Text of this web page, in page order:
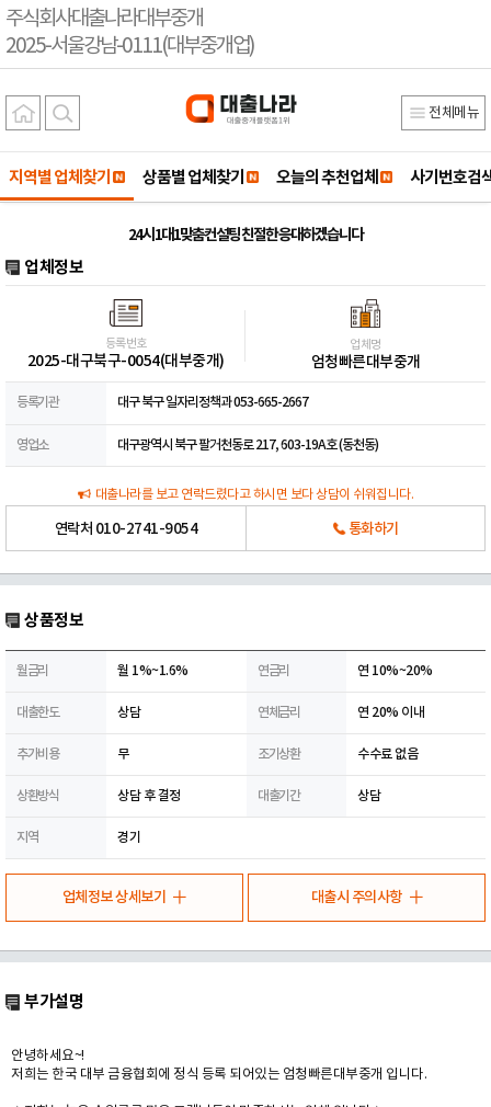
주식회사대출나라대부중개
2025-서울강남-0111(대부중개업)
전체메뉴
지역별 업체찾기 상품별 업체찾기 오늘의 추천업체 사기번호검
24시 1대1맞춤컨설팅 친절한 응대하겠습니다
업체정보
등록번호
2025-대구북구-0054(대부중개)
업체명
엄청빠른대부중개
등록기관 대구 북구 일자리정책과 053-665-2667
영업소 대구광역시 북구 팔거천동로 217, 603-19A호 (동천동)
대출나라를 보고 연락드렸다고 하시면 보다 상담이 쉬워집니다.
연락처 010-2741-9054 통화하기
상품정보
월금리 월 1%~1.6% 연금리 연 10%~20%
대출한도 상담 연체금리 연 20% 이내
추가비용 무 조기상환 수수료 없음
상환방식 상담 후 결정 대출기간 상담
지역 경기
업체정보 상세보기 대출시 주의사항
부가설명
안녕하세요~!
저희는 한국 대부 금융협회에 정식 등록 되어있는 엄청빠른대부중개 입니다.